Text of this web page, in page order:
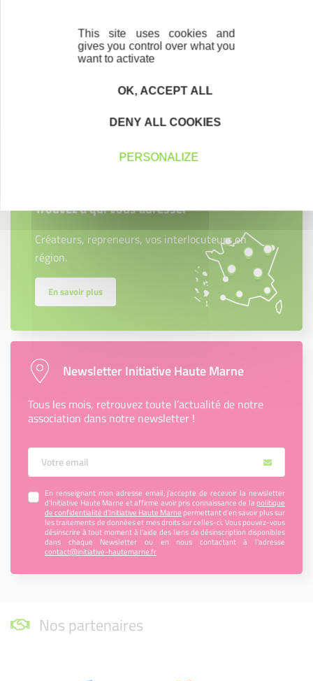
Contactez-nous ! Cliquez ici
Trouvez à qui vous adresser
Créateurs, repreneurs, vos interlocuteurs en
région.
En savoir plus
Newsletter Initiative Haute Marne
Tous les mois, retrouvez toute l’actualité de notre
association dans notre newsletter !
Votre Email
En renseignant mon adresse email, j’accepte de recevoir la newsletter
d'Initiative Haute Marne et affirme avoir pris connaissance de la politique
de confidentialité d’Initiative Haute Marne permettant d’en savoir plus sur
les traitements de données et mes droits sur celles-ci. Vous pouvez-vous
désinscrire à tout moment à l’aide des liens de désinscription disponibles
dans chaque Newsletter ou en nous contactant à l’adresse
contact@initiative-hautemarne.fr
Nos partenaires
This site uses cookies and
gives you control over what you
want to activate
OK, ACCEPT ALL
DENY ALL COOKIES
PERSONALIZE